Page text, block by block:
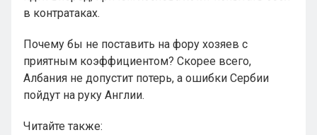
в контратаках.
Почему бы не поставить на фору хозяев с
приятным коэффициентом? Скорее всего,
Албания не допустит потерь, а ошибки Сербии
пойдут на руку Англии.
Читайте также: